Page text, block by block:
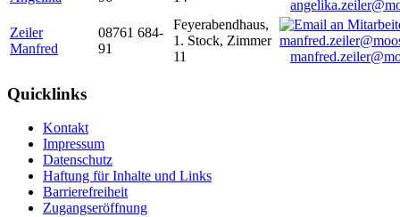
Zeiler
Manfred
08761 684-
91
Feyerabendhaus,
1. Stock, Zimmer
11
Quicklinks
Kontakt
Impressum
Datenschutz
Haftung für Inhalte und Links
Barrierefreiheit
Zugangseröffnung